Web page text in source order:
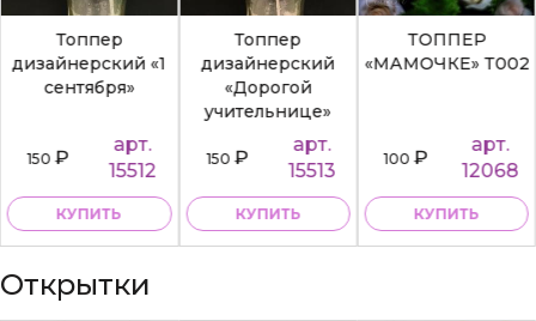
Топпер
дизайнерский «1
сентября»
150₽
арт.
15512
КУПИТЬ
Топпер
дизайнерский
«Дорогой
учительнице»
150₽
арт.
15513
КУПИТЬ
ТОППЕР
«МАМОЧКЕ» Т002
100₽
арт.
12068
КУПИТЬ
Открытки